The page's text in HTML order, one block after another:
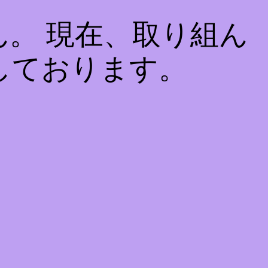
現在、取り組ん
おります。